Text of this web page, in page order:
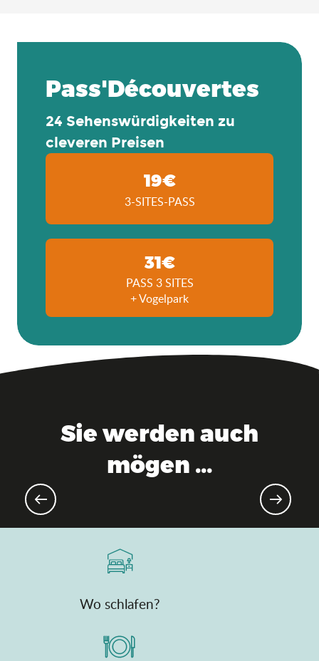
Pass'Découvertes
24 Sehenswürdigkeiten zu
cleveren Preisen
19€
3-SITES-PASS
31€
PASS 3 SITES
+ Vogelpark
Sie werden auch
mögen ...
Wo schlafen?